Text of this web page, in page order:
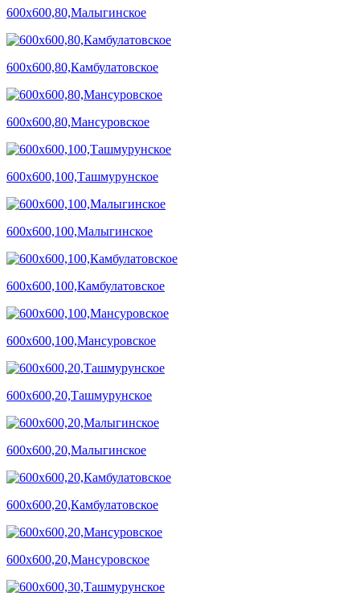
600х600,80,Малыгинское
600х600,80,Камбулатовское
600х600,80,Мансуровское
600х600,100,Ташмурунское
600х600,100,Малыгинское
600х600,100,Камбулатовское
600х600,100,Мансуровское
600х600,20,Ташмурунское
600х600,20,Малыгинское
600х600,20,Камбулатовское
600х600,20,Мансуровское